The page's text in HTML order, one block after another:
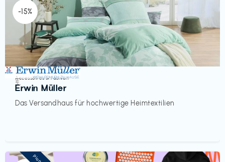
-15%
Accessoires & Fashion
Erwin Müller
Das Versandhaus für hochwertige Heimtextilien
€‎